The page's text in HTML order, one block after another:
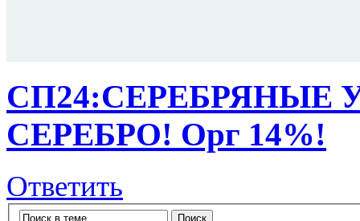
СП24:СЕРЕБРЯНЫЕ
СЕРЕБРО! Орг 14%!
Ответить